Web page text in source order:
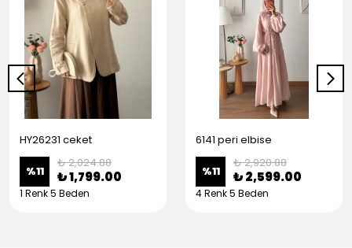
HY26231 ceket
%11
₺ 2,024.88
₺ 1,799.00
1 Renk 5 Beden
6141 peri elbise
%11
₺ 2,920.88
₺ 2,599.00
4 Renk 5 Beden